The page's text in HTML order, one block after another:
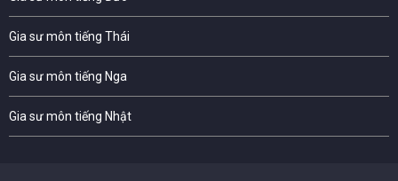
Gia sư môn tiếng Thái
Gia sư môn tiếng Nga
Gia sư môn tiếng Nhật